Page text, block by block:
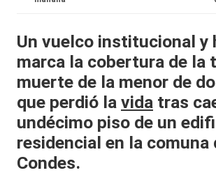
it
y
s,
T
V
y
Un vuelco institucional y
marca la cobertura de la
muerte de la menor de
que perdió la vida tras
undécimo piso de un
residencial en la comuna
Condes.